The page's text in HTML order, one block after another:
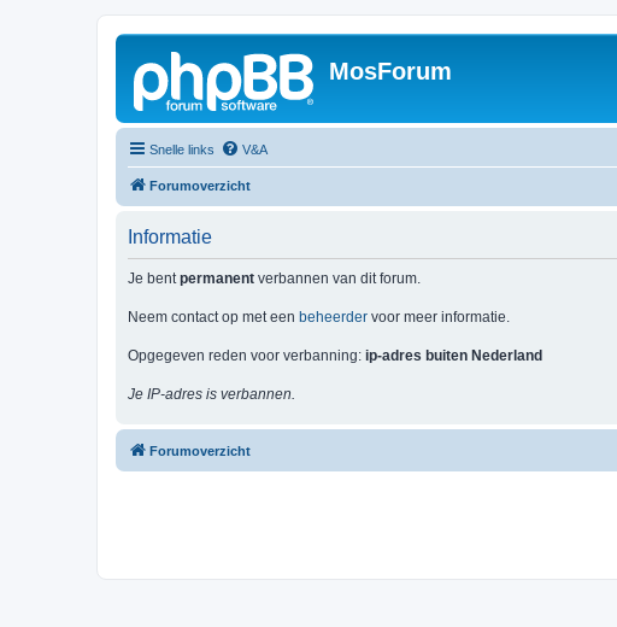
MosForum
Snelle links V&A
Forumoverzicht
Informatie
Je bentpermanent verbannen van dit forum.
Neem contact op met een beheerder voor meer informatie.
Opgegeven reden voor verbanning: ip-adres buiten Nederland
Je IP-adres is verbannen.
Forumoverzicht